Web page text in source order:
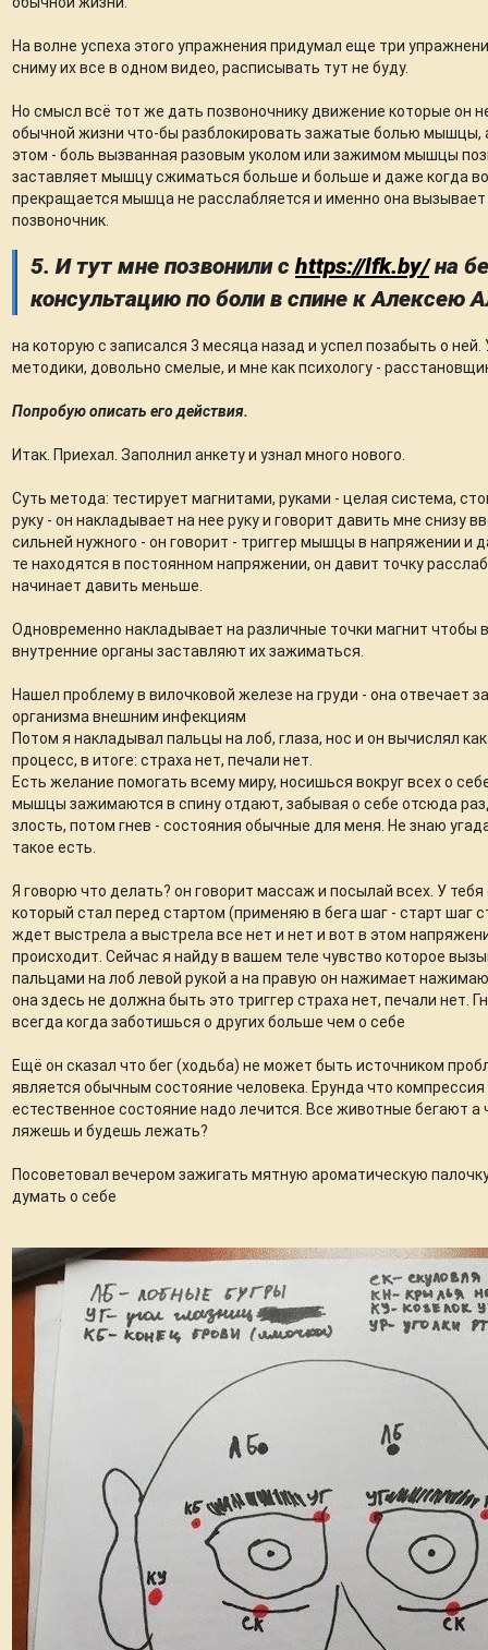
На волне успеха этого упражнения придумал еще три
сниму их все в одном видео, расписывать тут не буду.
Но смысл всё тот же дать позвоночнику движение которые он
обычной жизни что-бы разблокировать зажатые болью мышцы,
этом - боль вызванная разовым уколом или зажимом мышцы
заставляет мышцу сжиматься больше и больше и даже когда
прекращается мышца не расслабляется и именно она вызывает
позвоночник.
5. И тут мне позвонили сhttps://lfk.by/на
консультацию по боли в спине к Алексею
на которую с записался 3 месяца назад и успел позабыть о ней.
методики, довольно смелые, и мне как психологу -
Попробую описать его действия.
Итак. Приехал. Заполнил анкету и узнал много нового.
Суть метода: тестирует магнитами, руками - целая система,
руку - он накладывает на нее руку и говорит давить мне снизу
сильней нужного - он говорит - триггер мышцы в напряжении и
те находятся в постоянном напряжении, он давит точку
начинает давить меньше.
Одновременно накладывает на различные точки магнит чтобы
внутренние органы заставляют их зажиматься.
Нашел проблему в вилочковой железе на груди - она отвечает
организма внешним инфекциям
Потом я накладывал пальцы на лоб, глаза, нос и он вычислял
процесс, в итоге: страха нет, печали нет.
Есть желание помогать всему миру, носишься вокруг всех о
мышцы зажимаются в спину отдают, забывая о себе отсюда
злость, потом гнев - состояния обычные для меня. Не знаю
такое есть.
Я говорю что делать? он говорит массаж и посылай всех. У
который стал перед стартом (применяю в бега шаг - старт шаг
ждет выстрела а выстрела все нет и нет и вот в этом
происходит. Сейчас я найду в вашем теле чувство которое
пальцами на лоб левой рукой а на правую он нажимает
она здесь не должна быть это триггер страха нет, печали нет.
всегда когда заботишься о других больше чем о себе
Ещё он сказал что бег (ходьба) не может быть источником
является обычным состояние человека. Ерунда что компрессия
естественное состояние надо лечится. Все животные бегают
ляжешь и будешь лежать?
Посоветовал вечером зажигать мятную ароматическую
думать о себе